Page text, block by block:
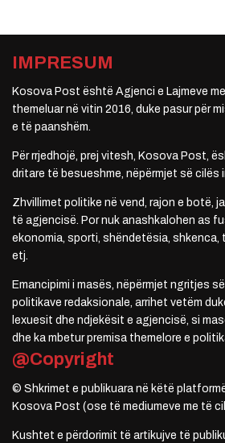
IMPRESUM
Kosova Post është Agjenci e Lajmeve
themeluar në vitin 2016, duke pasur për
e të paanshëm.
Për rrjedhojë, prej vitesh, Kosova Post,
dritare të besueshme, nëpërmjet së
Zhvillimet politike në vend, rajon e botë,
të agjencisë. Por nuk anashkalohen as
ekonomia, sporti, shëndetësia,
etj.
Emancipimi i masës, nëpërmjet ngritjes
politikave redaksionale, arrihet vetëm
lexuesit dhe ndjekësit e agjencisë, si
dhe ka mbetur premisa themelore e
@Copyright
© Shkrimet e publikuara në këtë
Kosova Post (ose të mediumeve me të
Kushtet e përdorimit të artikujve të